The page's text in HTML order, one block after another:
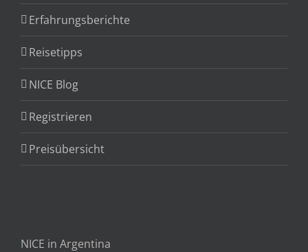
Erfahrungsberichte
Reisetipps
NICE Blog
Registrieren
Preisübersicht
NICE in Argentina